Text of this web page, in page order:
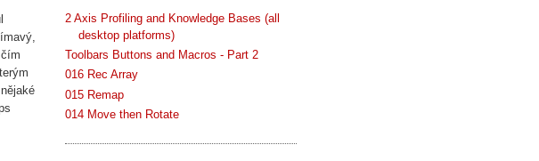
2 Axis Profiling and Knowledge Bases (all
desktop platforms)
Toolbars Buttons and Macros - Part 2
016 Rec Array
015 Remap
014 Move then Rotate